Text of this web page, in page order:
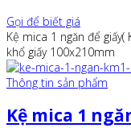
Gọi để biết giá
Kệ mica 1 ngăn để
khổ giấy 100x210mm
Thông tin sản phẩm
Kệ mica 1